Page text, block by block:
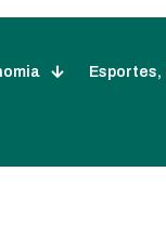
Esportes,